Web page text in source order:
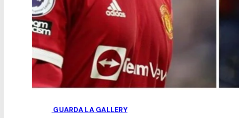
GUARDA LA GALLERY